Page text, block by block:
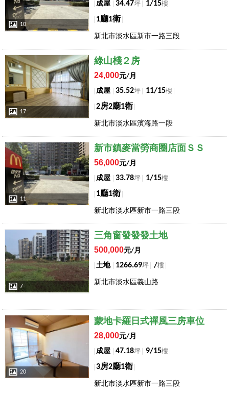
10
成屋 34.47坪 1/15樓
1廳1衛
新北市淡水區新市一路三段
店長推薦
17
綠山棧２房
24,000元/月
成屋
35.52坪 11/15樓
2房2廳1衛
新北市淡水區濱海路一段
店長推薦
11
新市鎮麥當勞商圈店面ＳＳ
56,000元/月
成屋
33.78坪 1/15樓
1廳1衛
新北市淡水區新市一路三段
7
三角窗發發發土地
500,000元/月
土地
1266.69坪 /樓
新北市淡水區義山路
店長推薦
20
蒙地卡羅日式禪風三房車位
28,000元/月
成屋
47.18坪 9/15樓
3房2廳1衛
新北市淡水區新市一路三段